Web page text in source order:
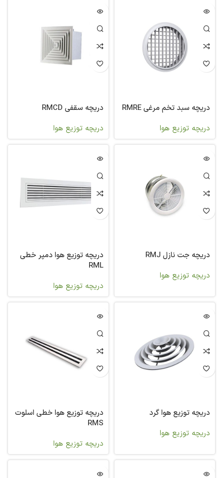
دریچه سبد تخم مرغی RMRE
دریچه توزیع هوا
دریچه سقفی RMCD
دریچه توزیع هوا
دریچه جت نازل RMJ
دریچه توزیع هوا
دریچه توزیع هوا دمپر خطی
RML
دریچه توزیع هوا
دریچه توزیع هوا گرد
دریچه توزیع هوا
دریچه توزیع هوا خطی اسلوت
RMS
دریچه توزیع هوا